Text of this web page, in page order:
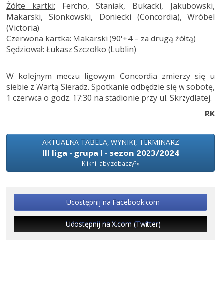
Żółte kartki: Fercho, Staniak, Bukacki, Jakubowski,
Makarski, Sionkowski, Doniecki (Concordia), Wróbel
(Victoria)
Czerwona kartka: Makarski (90'+4 – za drugą żółtą)
Sędziował: Łukasz Szczołko (Lublin)
W kolejnym meczu ligowym Concordia zmierzy się u
siebie z Wartą Sieradz. Spotkanie odbędzie się w sobotę,
1 czerwca o godz. 17:30 na stadionie przy ul. Skrzydlatej.
RK
AKTUALNA TABELA, WYNIKI, TERMINARZ
III liga - grupa I - sezon 2023/2024
Kliknij aby zobaczy?»
Udostępnij na Facebook.com
Udostępnij na X.com (Twitter)